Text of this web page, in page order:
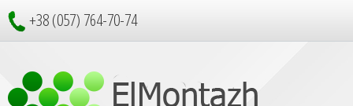
+38 (057) 764-70-74